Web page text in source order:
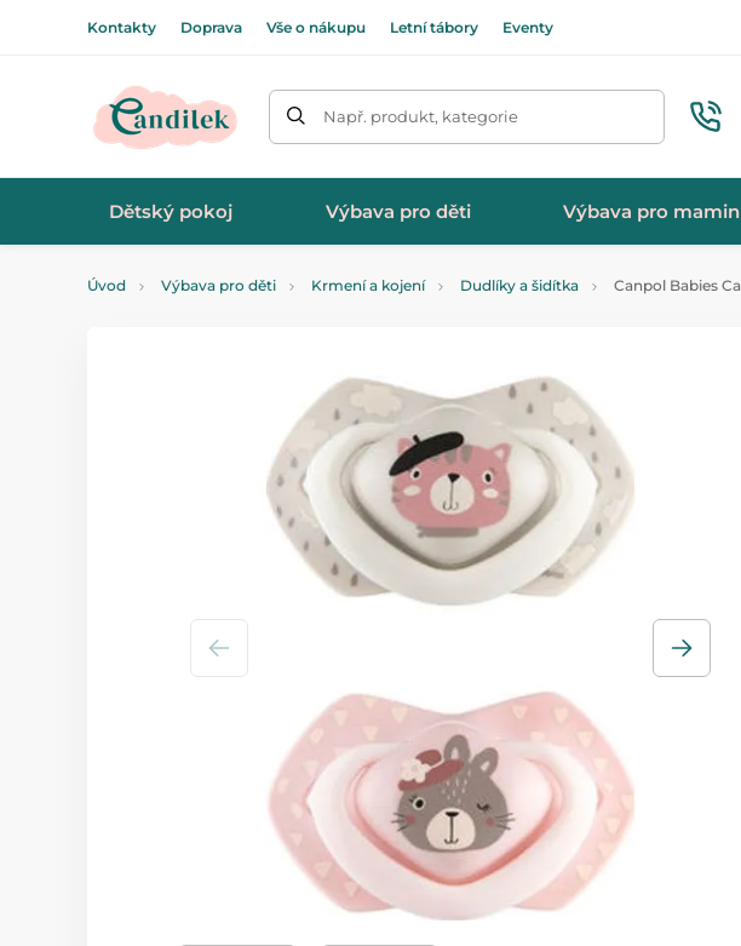
Kontakty Doprava Vše o nákupu Letní tábory Eventy
Např. produkt, kategorie
Dětský pokoj Výbava pro děti Výbava pro
Úvod Výbava pro děti Krmení a kojení Dudlíky a šidítka Canpol Babies